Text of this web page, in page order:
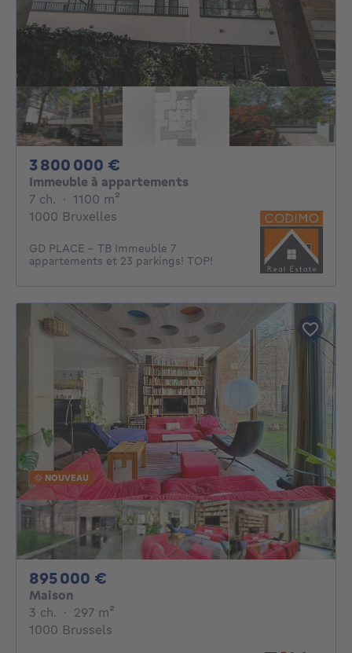
3 800 000 €
Immeuble à appartements
7 ch. 7 chambres
· 1100 m²
1000 Bruxelles
GD PLACE - TB Immeuble 7
appartements et 23 parkings! TOP!
NOUVEAU
895 000 €
Maison
3 ch. 3 chambres
· 297 m²
1000 Brussels